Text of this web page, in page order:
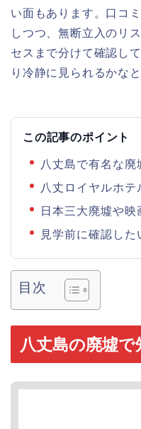
い面もあります。口コ
しつつ、無断立入のリ
セスまで分けて確認し
り冷静に見られるかな
この記事のポイント
八丈島で有名な廃
八丈ロイヤルホテ
日本三大廃墟や
見学前に確認し
目次
八丈島の廃墟